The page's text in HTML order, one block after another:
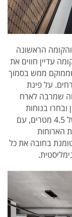
הראשונה
עדיין חווים את
ממש בסמוך
על פינת
שמרבה לארח
בנוחות
ואווריריות. במטבח תוכנן אי גדול מאוד באורך של 4.5 מטרים, עם
הארוחות
בחובה את כל